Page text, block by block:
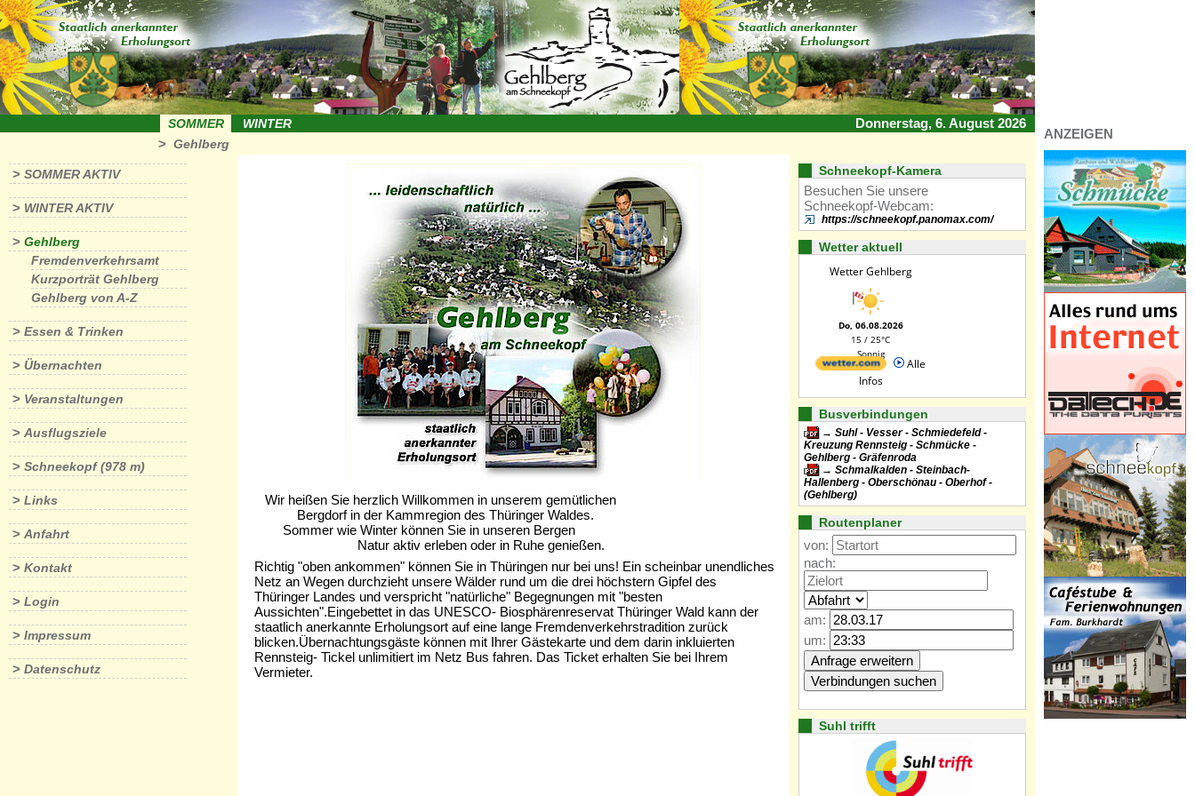
SOMMER WINTER
Donnerstag, 6. August 2026
> Gehlberg
> SOMMER AKTIV
> WINTER AKTIV
> Gehlberg
Fremdenverkehrsamt
Kurzporträt Gehlberg
Gehlberg von A-Z
> Essen & Trinken
> Übernachten
> Veranstaltungen
> Ausflugsziele
> Schneekopf (978 m)
> Links
> Anfahrt
> Kontakt
> Login
> Impressum
> Datenschutz
Wir heißen Sie herzlich Willkommen in unserem gemütlichen
Bergdorf in der Kammregion des Thüringer Waldes.
Sommer wie Winter können Sie in unseren Bergen
Natur aktiv erleben oder in Ruhe genießen.
Richtig "oben ankommen" können Sie in Thüringen nur bei uns! Ein scheinbar unendliches
Netz an Wegen durchzieht unsere Wälder rund um die drei höchstern Gipfel des
Thüringer Landes und verspricht "natürliche" Begegnungen mit "besten
Aussichten".Eingebettet in das UNESCO- Biosphärenreservat Thüringer Wald kann der
staatlich anerkannte Erholungsort auf eine lange Fremdenverkehrstradition zurück
blicken.Übernachtungsgäste können mit Ihrer Gästekarte und dem darin inkluierten
Rennsteig- Tickel unlimitiert im Netz Bus fahren. Das Ticket erhalten Sie bei Ihrem
Vermieter.
Schneekopf-Kamera
Besuchen Sie unsere
Schneekopf-Webcam:
https://schneekopf.panomax.com/
Wetter aktuell
Wetter Gehlberg
Do, 06.08.2026
15 / 25°C
Sonnig
Alle
Infos
Busverbindungen
Suhl - Vesser - Schmiedefeld -
Kreuzung Rennsteig - Schmücke -
Gehlberg - Gräfenroda
Schmalkalden - Steinbach-
Hallenberg - Oberschönau - Oberhof -
(Gehlberg)
Routenplaner
von:
nach:
am:
um:
Suhl trifft
ANZEIGEN